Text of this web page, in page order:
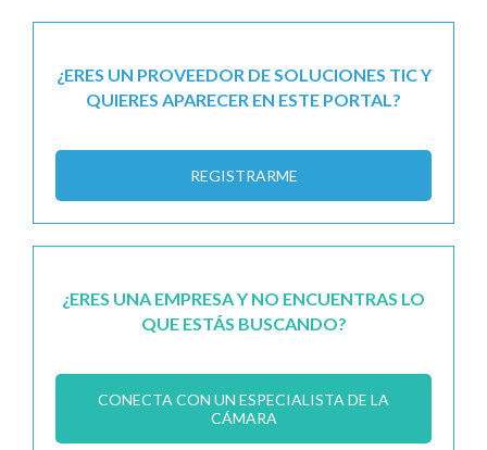
¿ERES UN PROVEEDOR DE SOLUCIONES TIC Y
QUIERES APARECER EN ESTE PORTAL?
REGISTRARME
¿ERES UNA EMPRESA Y NO ENCUENTRAS LO
QUE ESTÁS BUSCANDO?
CONECTA CON UN ESPECIALISTA DE LA
CÁMARA